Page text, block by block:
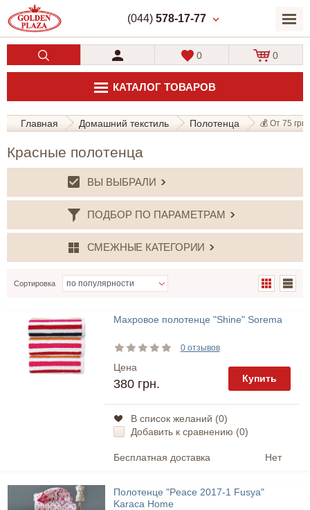
(044) 578-17-77
КАТАЛОГ ТОВАРОВ
0 0
Главная Домашний текстиль Полотенца 💰 От 75 грн.
Красные полотенца
ВЫ ВЫБРАЛИ
ПОДБОР ПО ПАРАМЕТРАМ
СМЕЖНЫЕ КАТЕГОРИИ
Сортировка
Махровое полотенце "Shine" Sorema
0 отзывов
Цена
380 грн. Купить
В список желаний (0)
Добавить к сравнению (0)
Бесплатная доставка Нет
Полотенце "Peace 2017-1 Fusya"
Karaca Home